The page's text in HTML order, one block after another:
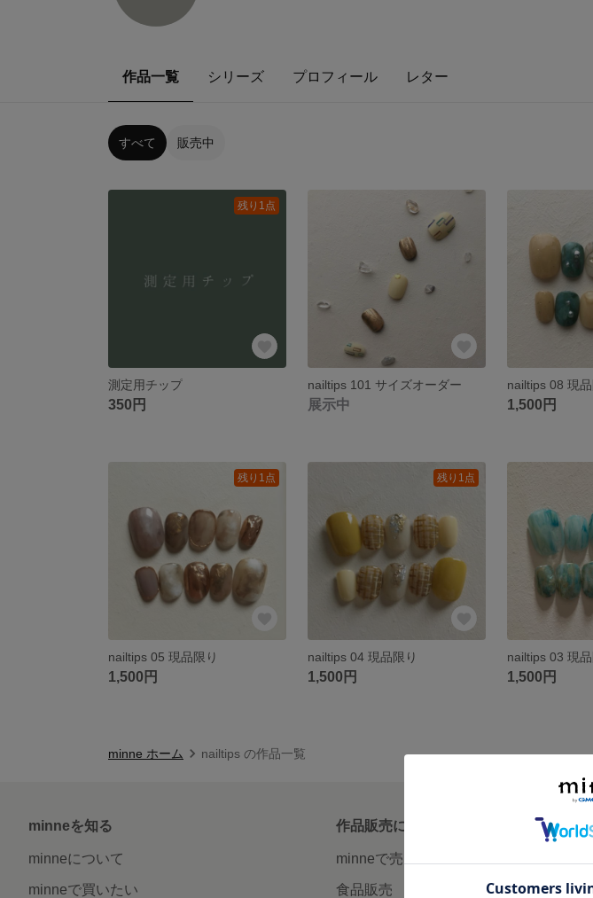
作品一覧 シリーズ プロフィール レター
すべて 販売中
残り1点
測定用チップ
350円
nailtips 101 サイズオーダー
展示中
nailtips 08 現品
1,500円
残り1点
nailtips 05 現品限り
1,500円
残り1点
nailtips 04 現品限り
1,500円
nailtips 03 現品
1,500円
minne ホーム nailtips の作品一覧
minneを知る
minneについて
minneで買いたい
作品販売について
minneで売りたい
食品販売